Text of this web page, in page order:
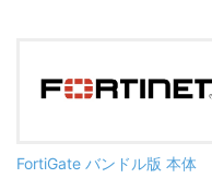
FortiGate バンドル版 本体